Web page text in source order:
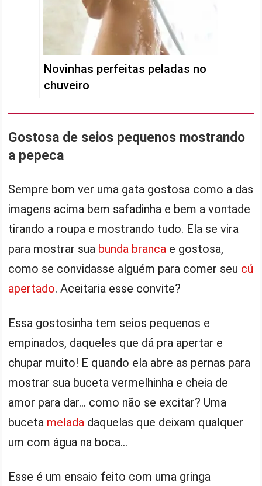
Novinhas perfeitas peladas no
chuveiro
Gostosa de seios pequenos mostrando
a pepeca
Sempre bom ver uma gata gostosa como a das
imagens acima bem safadinha e bem a vontade
tirando a roupa e mostrando tudo. Ela se vira
para mostrar sua bunda branca e gostosa,
como se convidasse alguém para comer seu cú
apertado. Aceitaria esse convite?
Essa gostosinha tem seios pequenos e
empinados, daqueles que dá pra apertar e
chupar muito! E quando ela abre as pernas para
mostrar sua buceta vermelhinha e cheia de
amor para dar… como não se excitar? Uma
buceta melada daquelas que deixam qualquer
um com água na boca…
Esse é um ensaio feito com uma gringa